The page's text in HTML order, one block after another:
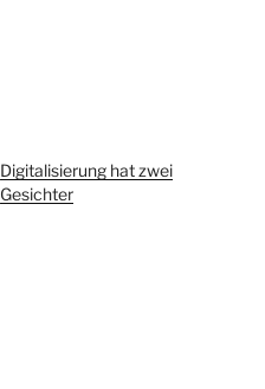
Digitalisierung hat zwei
Gesichter